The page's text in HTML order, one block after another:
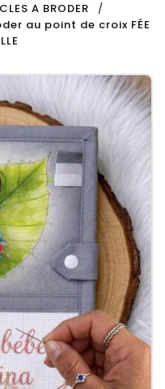
A BRODER
au point de croix FÉE